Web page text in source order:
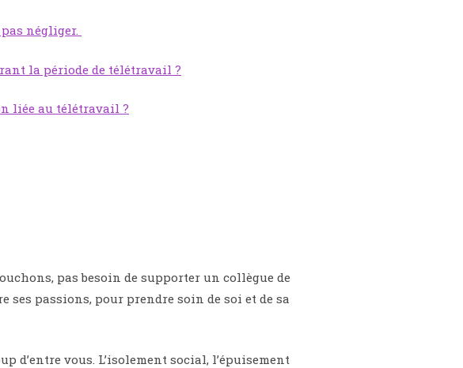
négliger.
la période de télétravail ?
liée au télétravail ?
pas besoin de supporter un collègue de
ses passions, pour prendre soin de soi et de sa
d’entre vous. L’isolement social, l’épuisement